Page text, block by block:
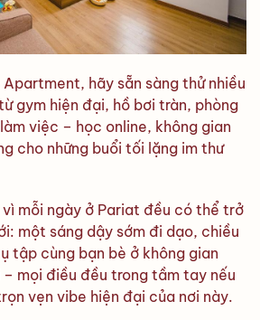
hãy sẵn sàng thử nhiều
gym hiện đại, hồ bơi tràn, phòng
việc – học online, không gian
cho những buổi tối lặng im thư
vì mỗi ngày ở Pariat đều có thể trở
một sáng dậy sớm đi dạo, chiều
tập cùng bạn bè ở không gian
mọi điều đều trong tầm tay nếu
vẹn vibe hiện đại của nơi này.